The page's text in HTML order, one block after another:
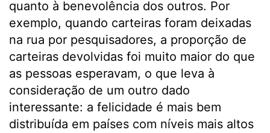
quanto à benevolência dos outros. Por
exemplo, quando carteiras foram deixadas
na rua por pesquisadores, a proporção de
carteiras devolvidas foi muito maior do que
as pessoas esperavam, o que leva à
consideração de um outro dado
interessante: a felicidade é mais bem
distribuída em países com níveis mais altos